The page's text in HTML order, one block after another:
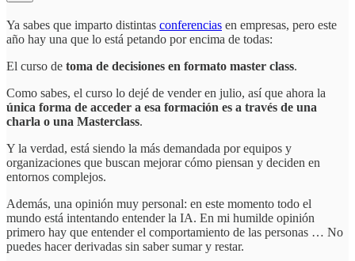
Ya sabes que imparto distintas conferencias en empresas, pero este
año hay una que lo está petando por encima de todas:
El curso de toma de decisiones en formato master class.
Como sabes, el curso lo dejé de vender en julio, así que ahora la
única forma de acceder a esa formación es a través de una
charla o una Masterclass.
Y la verdad, está siendo la más demandada por equipos y
organizaciones que buscan mejorar cómo piensan y deciden en
entornos complejos.
Además, una opinión muy personal: en este momento todo el
mundo está intentando entender la IA. En mi humilde opinión
primero hay que entender el comportamiento de las personas … No
puedes hacer derivadas sin saber sumar y restar.